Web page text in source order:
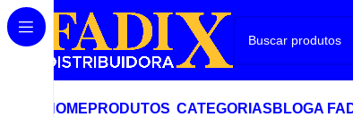
HOME PRODUTOS CATEGORIAS BLOGA